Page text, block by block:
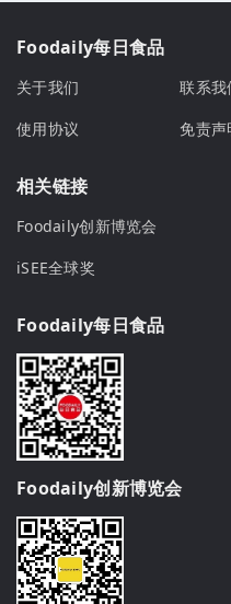
Foodaily每日食品
关于我们 联系我
使用协议
免责声
相关链接
Foodaily创新博览会
iSEE全球奖
Foodaily每日食品
Foodaily创新博览会